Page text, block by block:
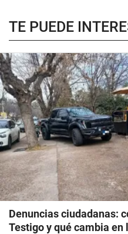
TE PUEDE
Denuncias ciudadanas:
Testigo y qué cambia en